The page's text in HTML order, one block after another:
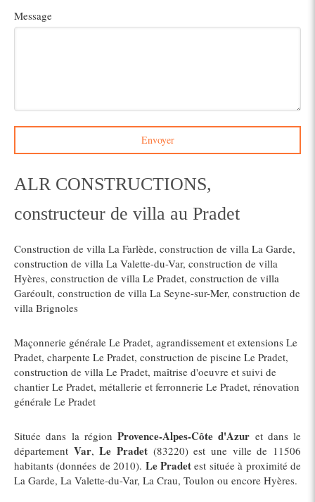
Message
Envoyer
ALR CONSTRUCTIONS,
constructeur de villa au Pradet
Construction de villa La Farlède, construction de villa La Garde,
construction de villa La Valette-du-Var, construction de villa
Hyères, construction de villa Le Pradet, construction de villa
Garéoult, construction de villa La Seyne-sur-Mer, construction de
villa Brignoles
Maçonnerie générale Le Pradet, agrandissement et extensions Le
Pradet, charpente Le Pradet, construction de piscine Le Pradet,
construction de villa Le Pradet, maîtrise d'oeuvre et suivi de
chantier Le Pradet, métallerie et ferronnerie Le Pradet, rénovation
générale Le Pradet
Située dans la région Provence-Alpes-Côte d'Azur et dans le
département Var,Le Pradet (83220) est une ville de 11506
habitants (données de 2010). Le Pradet est située à proximité de
La Garde, La Valette-du-Var, La Crau, Toulon ou encore Hyères.